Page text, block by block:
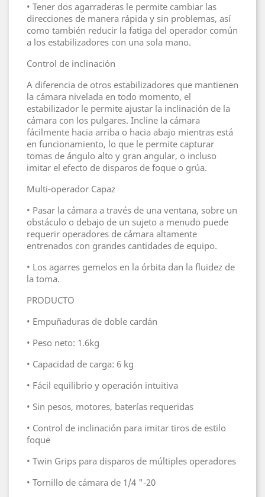
• Tener dos agarraderas le permite cambiar las
direcciones de manera rápida y sin problemas, así
como también reducir la fatiga del operador común
a los estabilizadores con una sola mano.
Control de inclinación
A diferencia de otros estabilizadores que mantienen
la cámara nivelada en todo momento, el
estabilizador le permite ajustar la inclinación de la
cámara con los pulgares. Incline la cámara
fácilmente hacia arriba o hacia abajo mientras está
en funcionamiento, lo que le permite capturar
tomas de ángulo alto y gran angular, o incluso
imitar el efecto de disparos de foque o grúa.
Multi-operador Capaz
• Pasar la cámara a través de una ventana, sobre un
obstáculo o debajo de un sujeto a menudo puede
requerir operadores de cámara altamente
entrenados con grandes cantidades de equipo.
• Los agarres gemelos en la órbita dan la fluidez de
la toma.
PRODUCTO
• Empuñaduras de doble cardán
• Peso neto: 1.6kg
• Capacidad de carga: 6 kg
• Fácil equilibrio y operación intuitiva
• Sin pesos, motores, baterías requeridas
• Control de inclinación para imitar tiros de estilo
foque
• Twin Grips para disparos de múltiples operadores
• Tornillo de cámara de 1/4 "-20